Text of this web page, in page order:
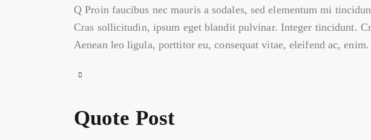
Q Proin faucibus nec mauris a sodales, sed elementum mi
Cras sollicitudin, ipsum eget blandit pulvinar. Integer tincidunt.
Aenean leo ligula, porttitor eu, consequat vitae, eleifend ac,
Quote Post